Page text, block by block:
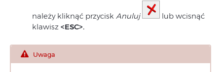
należy kliknąć przycisk Anuluj
lub wcisnąć
klawisz <ESC>.
Uwaga